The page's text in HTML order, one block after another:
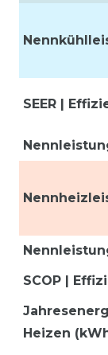
SEER |
SCOP |
Heizen